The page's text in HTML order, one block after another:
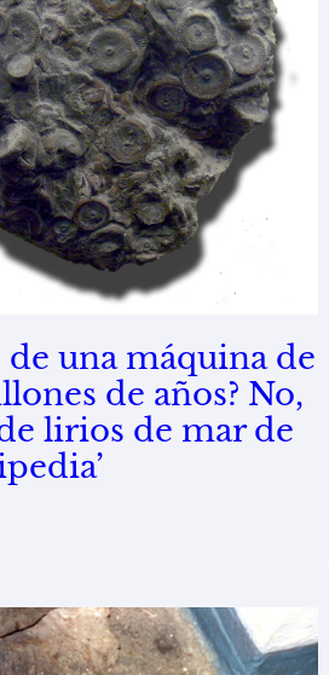
de una máquina de
de años? No,
lirios de mar de